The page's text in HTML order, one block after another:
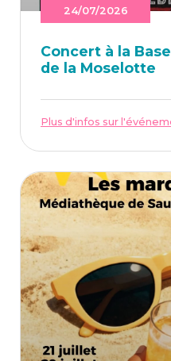
24/07/2026
Concert à la
de la Moselotte
Plus d'infos sur